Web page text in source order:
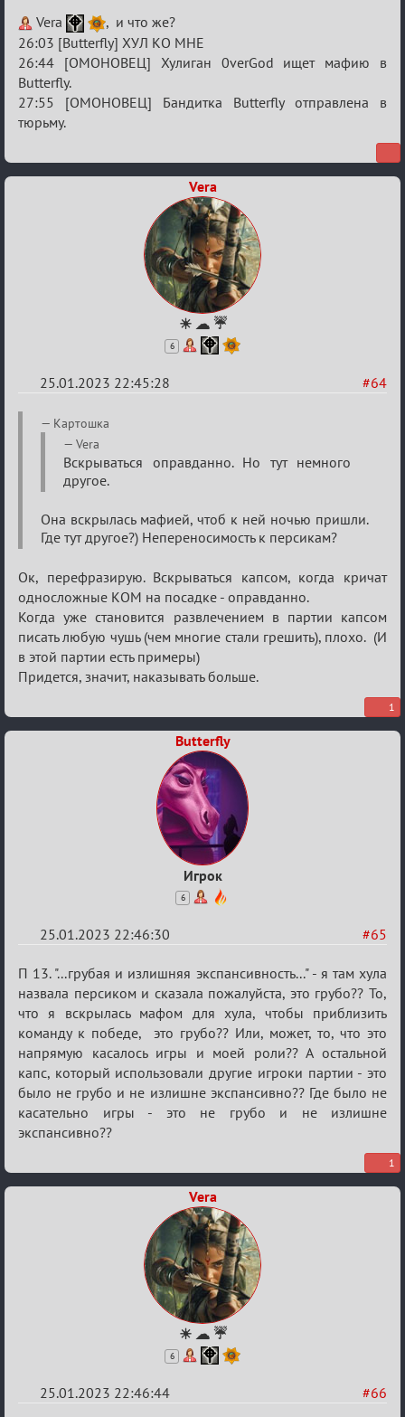
Re:
Обсуждение
«Justice»
Vera
, и что же?
26:03 [Butterfly] ХУЛ КО МНЕ
26:44 [ОМОНОВЕЦ] Хулиган 0verGod ищет мафию в
Butterfly.
27:55 [ОМОНОВЕЦ] Бандитка Butterfly отправлена в
тюрьму.
Vera
☀ ☁ ☔
6
#64
25.01.2023 22:45:28
Re:
Обсуждение
«Justice»
Картошка
Vera
Вскрываться оправданно. Но тут немного
другое.
Она вскрылась мафией, чтоб к ней ночью пришли.
Где тут другое?) Непереносимость к персикам?
Ок, перефразирую. Вскрываться капсом, когда кричат
односложные КОМ на посадке - оправданно.
Когда уже становится развлечением в партии капсом
писать любую чушь (чем многие стали грешить), плохо. (И
в этой партии есть примеры)
Придется, значит, наказывать больше.
1
Butterfly
Игрок
6
#65
25.01.2023 22:46:30
Re:
Обсуждение
«Justice»
П 13. "...грубая и излишняя экспансивность..." - я там хула
назвала персиком и сказала пожалуйста, это грубо?? То,
что я вскрылась мафом для хула, чтобы приблизить
команду к победе, это грубо?? Или, может, то, что это
напрямую касалось игры и моей роли?? А остальной
капс, который использовали другие игроки партии - это
было не грубо и не излишне экспансивно?? Где было не
касательно игры - это не грубо и не излишне
экспансивно??
1
Vera
☀ ☁ ☔
6
#66
25.01.2023 22:46:44